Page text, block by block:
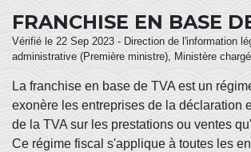
FRANCHISE EN BASE
Vérifié le 22 Sep 2023 - Direction de l'information
administrative (Première ministre), Ministère
La franchise en base de TVA est un
exonère les entreprises de la déclaration
de la TVA sur les prestations ou ventes
Ce régime fiscal s'applique à toutes les